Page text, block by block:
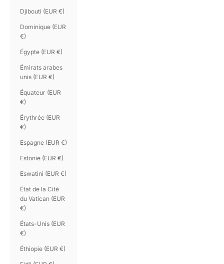
Djibouti (EUR €)
Dominique (EUR
€)
Égypte (EUR €)
Émirats arabes
unis (EUR €)
Équateur (EUR
€)
Érythrée (EUR
€)
Espagne (EUR €)
Estonie (EUR €)
Eswatini (EUR €)
État de la Cité
du Vatican (EUR
€)
États-Unis (EUR
€)
Éthiopie (EUR €)